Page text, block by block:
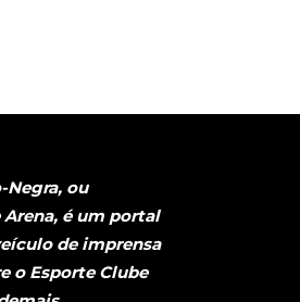
Negra, ou
é um portal
de imprensa
o Esporte Clube